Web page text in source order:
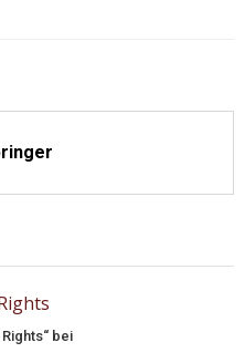
bei